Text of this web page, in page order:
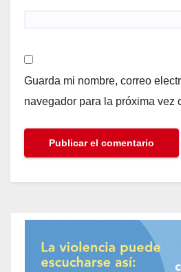
Guarda mi nombre, correo
navegador para la próxima vez